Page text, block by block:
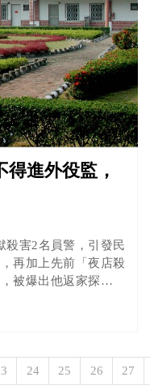
得進外役監，
殺害2名員警，引發民
再加上先前「夜店殺
被爆出他返家探視期
過「外役監條例修正
24 25 26 27